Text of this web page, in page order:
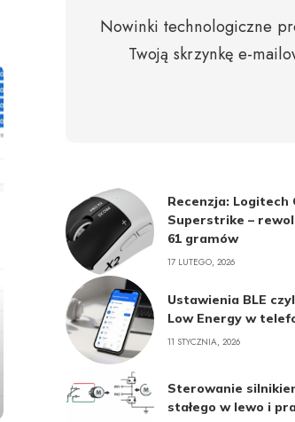
Nowinki technologiczne
Twoją skrzynkę e-
Recenzja: Logitech
Superstrike –
61 gramów
17 LUTEGO, 2026
Ustawienia BLE
Low Energy w
11 STYCZNIA, 2026
Sterowanie
stałego w lewo i